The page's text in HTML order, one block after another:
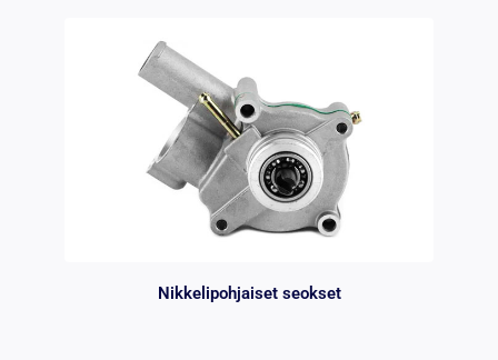
Nikkelipohjaiset seokset